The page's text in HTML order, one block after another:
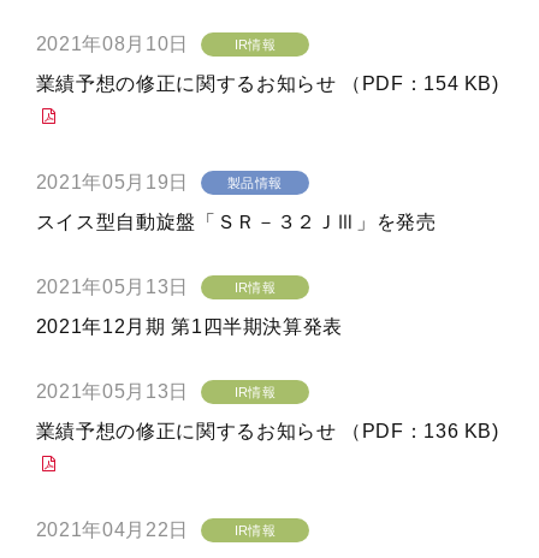
2021年08月10日 IR情報
業績予想の修正に関するお知らせ （PDF：154 KB)
2021年05月19日 製品情報
スイス型自動旋盤「ＳＲ－３２ＪⅢ」を発売
2021年05月13日 IR情報
2021年12月期 第1四半期決算発表
2021年05月13日 IR情報
業績予想の修正に関するお知らせ （PDF：136 KB)
2021年04月22日 IR情報